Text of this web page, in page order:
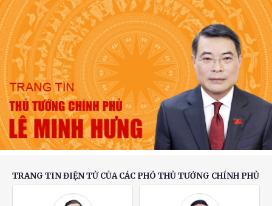
Phó Thủ tướng Thường trực Phạm Gia Túc
kiểm tra tiến độ các công trình phục vụ APEC
2027
TRANG TIN ĐIỆN TỬ CỦA CÁC PHÓ THỦ TƯỚNG CHÍNH PHỦ